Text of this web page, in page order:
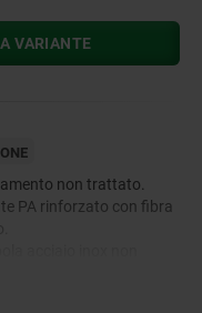
VARIANTE
non trattato.
PA rinforzato con fibra